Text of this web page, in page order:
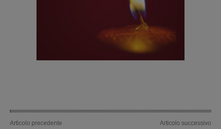
Articolo precedente
Articolo successivo